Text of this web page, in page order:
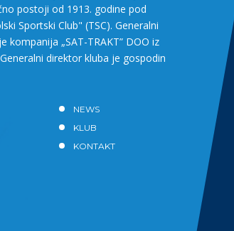
postoji od 1913. godine pod
Sportski Club" (TSC). Generalni
kompanija „SAT-TRAKT” DOO iz
direktor kluba je gospodin
NEWS
KLUB
KONTAKT